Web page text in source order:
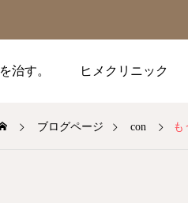
治す。 ヒメクリニック
ブログページ con も